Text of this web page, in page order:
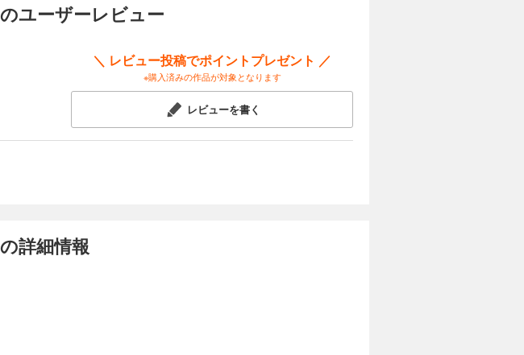
ユーザーレビュー
＼ レビュー投稿でポイントプレゼント ／
※購入済みの作品が対象となります
レビューを書く
詳細情報